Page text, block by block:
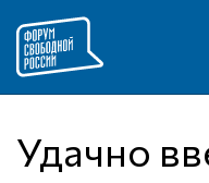
содержимому
Удачно введенный